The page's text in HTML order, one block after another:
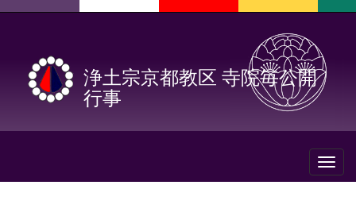
浄土宗京都教区 寺院毎公開
行事
Toggle